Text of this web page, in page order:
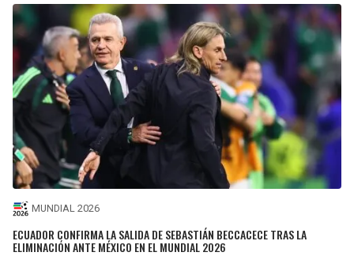
MUNDIAL 2026
ECUADOR CONFIRMA LA SALIDA DE SEBASTIÁN BECCACECE TRAS LA
ELIMINACIÓN ANTE MÉXICO EN EL MUNDIAL 2026